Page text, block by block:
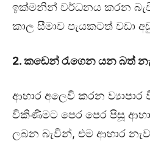
ඉක්මනින් වර්ධනය කරන
කාල සීමාව පැයකටත් වඩා
2. කඩෙන් රැගෙන යන බත්
ආහාර අලෙවි කරන
විකිණීමට පෙර පෙර පිසූ
ලබන බැවින්, එම ආහාර